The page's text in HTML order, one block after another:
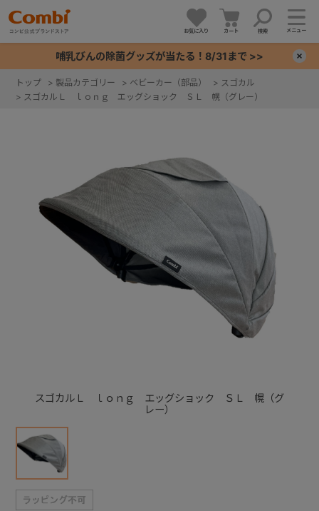
お気に入り カート 検索 メニュー
哺乳びんの除菌グッズが当たる！8/31まで >>
トップ > 製品カテゴリー > ベビーカー（部品） > スゴカル
> スゴカルＬ ｌｏｎｇ エッグショック ＳＬ 幌（グレー）
スゴカルＬ ｌｏｎｇ エッグショック ＳＬ 幌（グ
レー）